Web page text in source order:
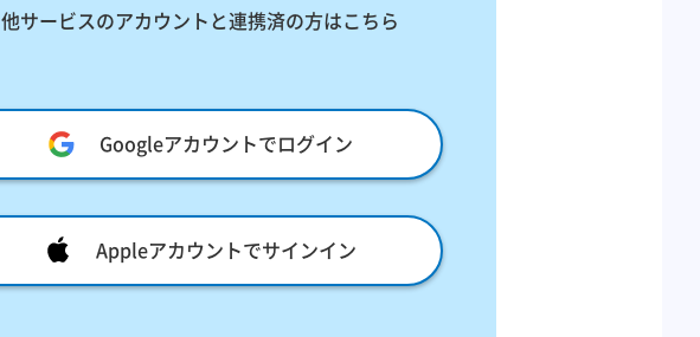
他サービスのアカウントと連携済の方はこちら
Googleアカウントでログイン
Appleアカウントでサインイン